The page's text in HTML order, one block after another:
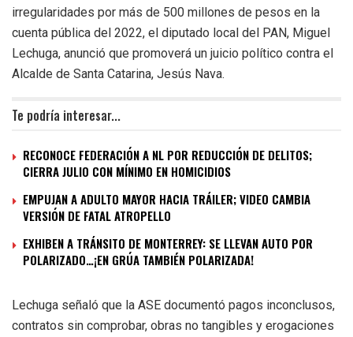
irregularidades por más de 500 millones de pesos en la
cuenta pública del 2022, el diputado local del PAN, Miguel
Lechuga, anunció que promoverá un juicio político contra el
Alcalde de Santa Catarina, Jesús Nava.
Te podría interesar...
RECONOCE FEDERACIÓN A NL POR REDUCCIÓN DE DELITOS;
CIERRA JULIO CON MÍNIMO EN HOMICIDIOS
EMPUJAN A ADULTO MAYOR HACIA TRÁILER; VIDEO CAMBIA
VERSIÓN DE FATAL ATROPELLO
EXHIBEN A TRÁNSITO DE MONTERREY: SE LLEVAN AUTO POR
POLARIZADO…¡EN GRÚA TAMBIÉN POLARIZADA!
Lechuga señaló que la ASE documentó pagos inconclusos,
contratos sin comprobar, obras no tangibles y erogaciones